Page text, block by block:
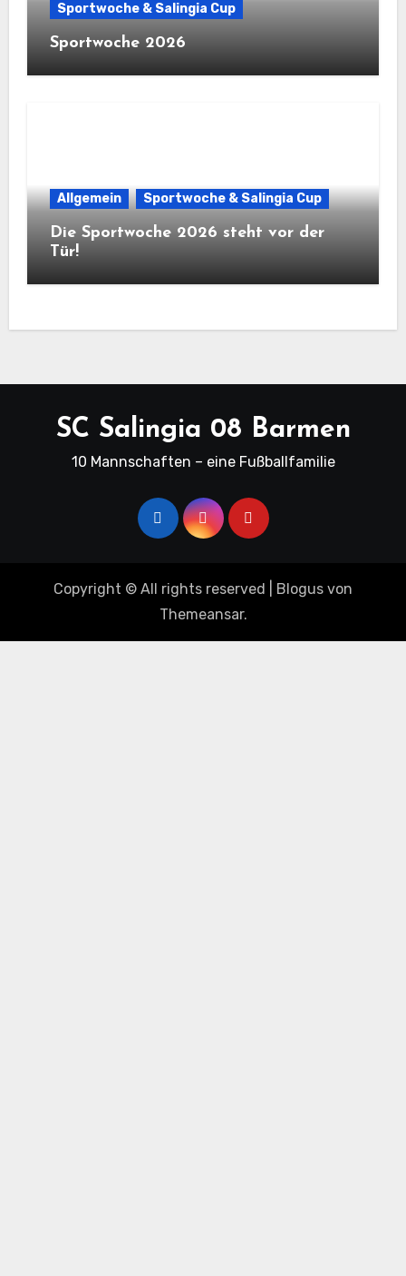
Sportwoche & Salingia Cup
Sportwoche 2026
Allgemein Sportwoche & Salingia Cup
Die Sportwoche 2026 steht vor der
Tür!
SC Salingia 08 Barmen
10 Mannschaften – eine Fußballfamilie
Copyright © All rights reserved Blogus von
Themeansar.